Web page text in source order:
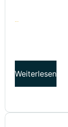
Weiterlesen